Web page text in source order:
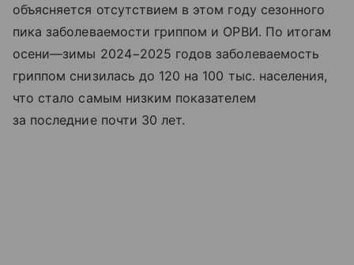
объясняется отсутствием в этом году сезонного
пика заболеваемости гриппом и ОРВИ. По итогам
осени—зимы 2024−2025 годов заболеваемость
гриппом снизилась до 120 на 100 тыс. населения,
что стало самым низким показателем
за последние почти 30 лет.